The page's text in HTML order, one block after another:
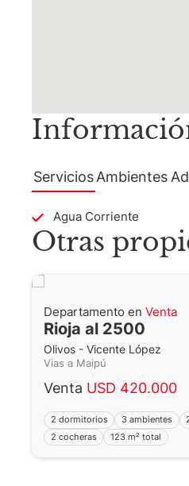
Servicios Ambientes
Agua Corriente
Otras
Departamento en Venta
Rioja al 2500
Olivos - Vicente López
Vias a Maipú
Venta USD 420.000
2 dormitorios 3 ambientes
2 cocheras
123 m² total